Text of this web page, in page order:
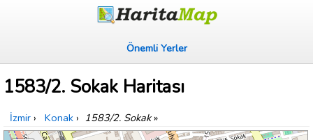
Önemli Yerler
1583/2. Sokak Haritası
İzmir › Konak › 1583/2. Sokak»